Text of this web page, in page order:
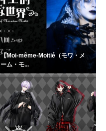
【Moi-même-Moitié（モワ・メ
ーム・モ...